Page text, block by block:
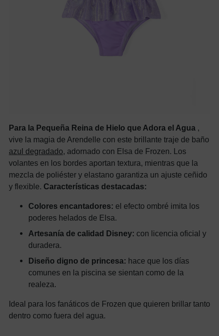
Para la Pequeña Reina de Hielo que Adora el Agua ,
vive la magia de Arendelle con este brillante traje de baño
azul degradado, adornado con Elsa de Frozen. Los
volantes en los bordes aportan textura, mientras que la
mezcla de poliéster y elastano garantiza un ajuste ceñido
y flexible. Características destacadas:
Colores encantadores: el efecto ombré imita los
poderes helados de Elsa.
Artesanía de calidad Disney: con licencia oficial y
duradera.
Diseño digno de princesa: hace que los días
comunes en la piscina se sientan como de la
realeza.
Ideal para los fanáticos de Frozen que quieren brillar tanto
dentro como fuera del agua.